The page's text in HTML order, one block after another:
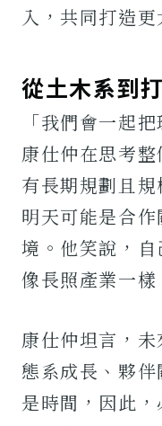
入，共同打造更
從土木系到
「我們會一起
康仕仲在思考
有長期規劃且
明天可能是合
境。他笑說，
像長照產業一樣
康仕仲坦言，
態系成長、夥
是時間，因此